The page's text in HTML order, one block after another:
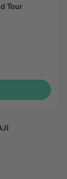
Tour